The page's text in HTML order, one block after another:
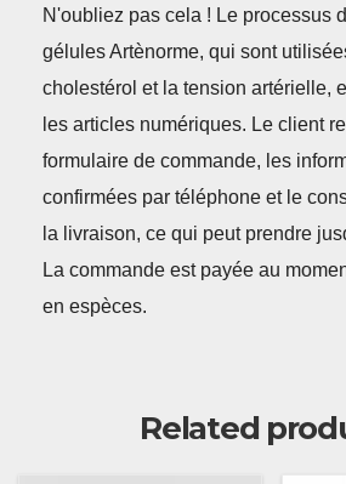
N'oubliez pas cela ! Le processus
gélules Artènorme, qui sont
cholestérol et la tension artérielle,
les articles numériques. Le client
formulaire de commande, les
confirmées par téléphone et le
la livraison, ce qui peut prendre
La commande est payée au
en espèces.
Related